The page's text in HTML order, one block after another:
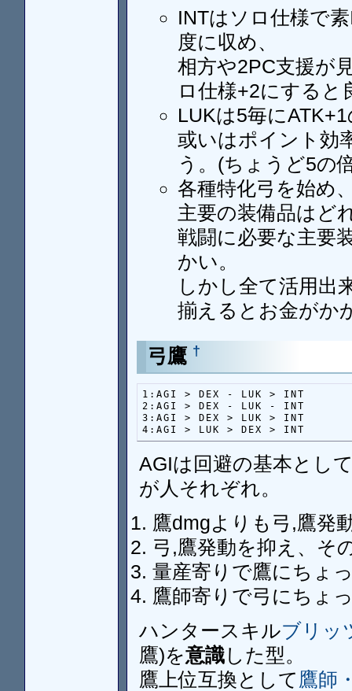
INTはソロ仕様で
度に収め、
相方や2PC支援が
ロ仕様+2にすると
LUKは5毎に
或いはポイント効
う。(ちょうど5の
各種特化弓を始め
主要の装備品はど
戦闘に必要な主要
かい。
しかし全て活用出
揃えるとお金がか
弓鷹 †
1:AGI > DEX - LUK > INT
2:AGI > DEX - LUK - INT
3:AGI > DEX > LUK > INT
4:AGI > LUK > DEX > INT
AGIは回避の基本とし
が人それぞれ。
鷹dmgよりも弓,鷹発
弓,鷹発動を抑え、そ
量産寄りで鷹にちょ
鷹師寄りで弓にちょ
ハンタースキルブリッ
鷹)を意識した型。
鷹上位互換として 鷹師